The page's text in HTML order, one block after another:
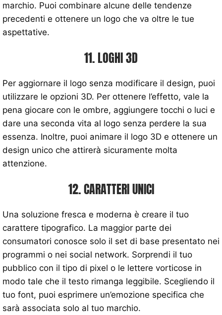
marchio. Puoi combinare alcune delle tendenze
precedenti e ottenere un logo che va oltre le tue
aspettative.
11. LOGHI 3D
Per aggiornare il logo senza modificare il design, puoi
utilizzare le opzioni 3D. Per ottenere l’effetto, vale la
pena giocare con le ombre, aggiungere tocchi o luci e
dare una seconda vita al logo senza perdere la sua
essenza. Inoltre, puoi animare il logo 3D e ottenere un
design unico che attirerà sicuramente molta
attenzione.
12. CARATTERI UNICI
Una soluzione fresca e moderna è creare il tuo
carattere tipografico. La maggior parte dei
consumatori conosce solo il set di base presentato nei
programmi o nei social network. Sorprendi il tuo
pubblico con il tipo di pixel o le lettere vorticose in
modo tale che il testo rimanga leggibile. Scegliendo il
tuo font, puoi esprimere un’emozione specifica che
sarà associata solo al tuo marchio.